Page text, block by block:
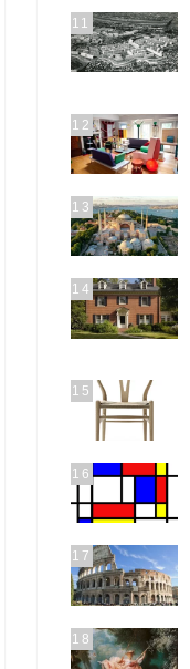
11
12
13
14
15
16
17
18